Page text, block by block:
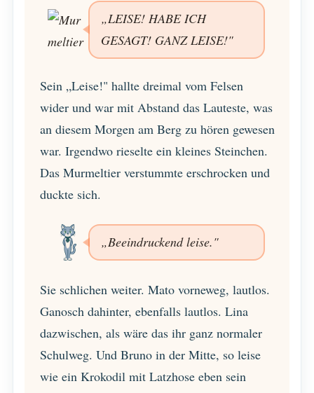
„LEISE! HABE ICH
GESAGT! GANZ LEISE!"
Sein „Leise!" hallte dreimal vom Felsen
wider und war mit Abstand das Lauteste, was
an diesem Morgen am Berg zu hören gewesen
war. Irgendwo rieselte ein kleines Steinchen.
Das Murmeltier verstummte erschrocken und
duckte sich.
„Beeindruckend leise."
Sie schlichen weiter. Mato vorneweg, lautlos.
Ganosch dahinter, ebenfalls lautlos. Lina
dazwischen, als wäre das ihr ganz normaler
Schulweg. Und Bruno in der Mitte, so leise
wie ein Krokodil mit Latzhose eben sein